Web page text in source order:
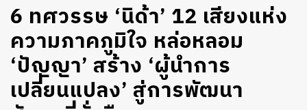
6 ทศวรรษ ‘นิด้า’ 12 เสียงแห่ง
ความภาคภูมิใจ หล่อหลอม
‘ปัญญา’ สร้าง ‘ผู้นำการ
เปลี่ยนแปลง’ สู่การพัฒนา